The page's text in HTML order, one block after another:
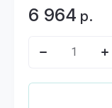
6 964 р.